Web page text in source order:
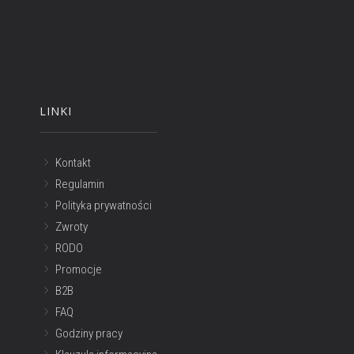
LINKI
Kontakt
Regulamin
Polityka prywatności
Zwroty
RODO
Promocje
B2B
FAQ
Godziny pracy